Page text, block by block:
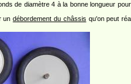
de diamètre 4 à la bonne longueur
undébordement du châssis qu'on peut